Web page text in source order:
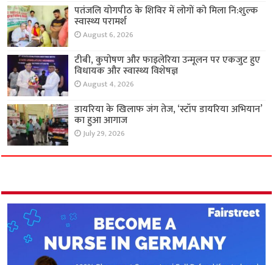
पतंजलि योगपीठ के शिविर में लोगों को मिला नि:शुल्क
स्वास्थ्य परामर्श
August 6, 2026
टीबी, कुपोषण और फाइलेरिया उन्मूलन पर एकजुट हुए
विधायक और स्वास्थ्य विशेषज्ञ
August 4, 2026
डायरिया के खिलाफ जंग तेज, ‘स्टॉप डायरिया अभियान’
का हुआ आगाज
July 29, 2026